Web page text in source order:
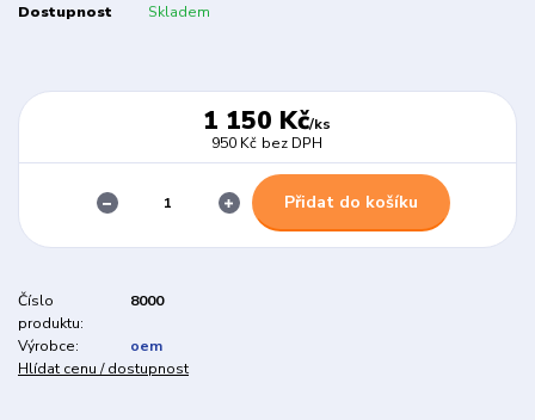
Dostupnost Skladem
1 150 Kč/ks
950 Kč bez DPH
Přidat do košíku
Číslo
produktu:
8000
Výrobce:
oem
Hlídat cenu / dostupnost